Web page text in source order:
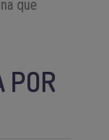
que
POR